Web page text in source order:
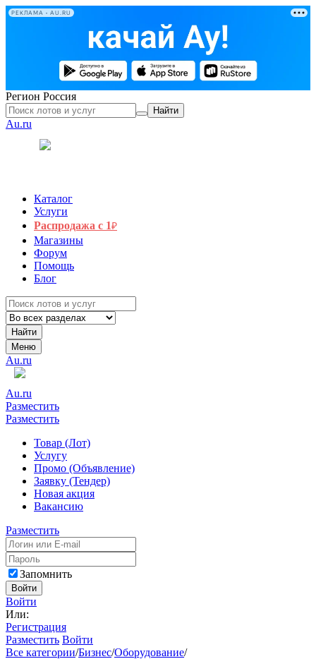
РЕКЛАМА • AU.RU
Регион Россия
Найти
Au.ru
Каталог
Услуги
Распродажа с 1₽
Магазины
Форум
Помощь
Блог
Найти
Меню
Au.ru
Au.ru
Разместить
Разместить
Товар (Лот)
Услугу
Промо (Объявление)
Заявку (Тендер)
Новая акция
Вакансию
Разместить
Запомнить
Войти
Войти
Или:
Регистрация
Разместить Войти
Все категории/Бизнес/Оборудование/